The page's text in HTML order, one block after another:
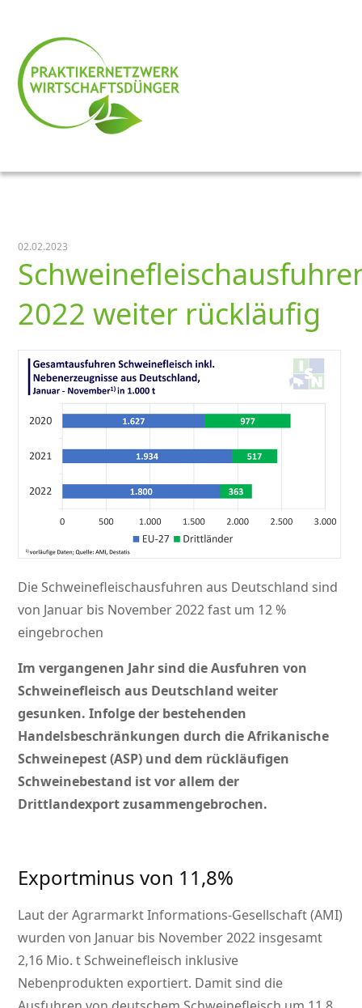
02.02.2023
2022 weiter rückläufig
Die Schweinefleischausfuhren aus Deutschland sind
von Januar bis November 2022 fast um 12 %
eingebrochen
Im vergangenen Jahr sind die Ausfuhren von
Schweinefleisch aus Deutschland weiter
gesunken. Infolge der bestehenden
Handelsbeschränkungen durch die Afrikanische
Schweinepest (ASP) und dem rückläufigen
Schweinebestand ist vor allem der
Drittlandexport zusammengebrochen.
Exportminus von 11,8%
Laut der Agrarmarkt Informations-Gesellschaft (AMI)
wurden von Januar bis November 2022 insgesamt
2,16 Mio. t Schweinefleisch inklusive
Nebenprodukten exportiert. Damit sind die